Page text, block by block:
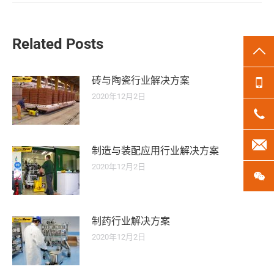
Related Posts
砖与陶瓷行业解决方案
2020年12月2日
制造与装配应用行业解决方案
2020年12月2日
制药行业解决方案
2020年12月2日
微